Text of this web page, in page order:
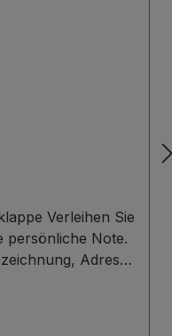
Verleihen Sie
persönliche Note.
Adresse